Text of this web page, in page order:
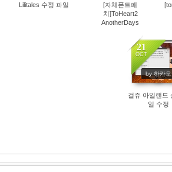
Lilitales 수정 파일
[자체폰트패
치]ToHeart2
AnotherDays
21
OCT
by 하카
2182
걸쥬 아일랜드
일 수정